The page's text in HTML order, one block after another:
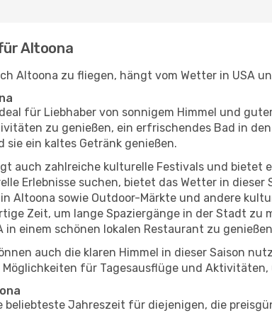
Altoona
Altoona zu fliegen, hängt vom Wetter in USA
für Liebhaber von sonnigem Himmel und
zu genießen, ein erfrischendes Bad in
sie ein kaltes Getränk genießen.
auch zahlreiche kulturelle Festivals und bietet
Erlebnisse suchen, bietet das Wetter in
Altoona sowie Outdoor-Märkte und andere
Zeit, um lange Spaziergänge in der Stadt
in einem schönen lokalen Restaurant zu
auch die klaren Himmel in dieser Saison
Möglichkeiten für Tagesausflüge und
beliebteste Jahreszeit für diejenigen, die